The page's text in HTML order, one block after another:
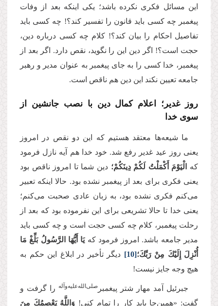
این مسائل فکری نکرده باشد؛ یکی اینکه بعد از وفات
پیغمبر چه کسی باید قانون را تفسیر کند؟! چه کسی باید
تفاصیل احکام را بیان کند؟! کلام چه کسی درباره دین،
حجت است؟! اگر دین این را نگوید، نقص دارد. اگر بعد از
پیغمبر، خدا کسی را به ‌جای پیغمبر به عنوان مدیر و رهبر
جامعه تعیین نکند این دین هم ناقص است.
روز غدیر؛ اعلام کمال دین با نصب جانشین از
سوی خدا
ما شیعه‌ها معتقد هستیم که این دو نقص در امروز
یعنی روز عید غدیر رفع شد. خود خدا هم آیه نازل فرمود
که
الْيَوْمَ أَكْمَلْتُ لَكُمْ دِينَكُمْ؛ دین شما تا امروز ناقص بود
یعنی فکری برای بعد از پیغمبر نشده بود. حالا اینکه تعبیر
می‌کنم فکری نشده بود، به زبان عادی صحبت می‌کنم؛
یعنی خدا تا حالا تشریعی برای این نفرموده بود که بعد از
رحلت پیغمبر، کلام چه کسی حجت است و چه کسی باید
مدیر جامعه باشد. امروز فرمود کهيَا أَيُّهَا الرَّسُولُ بَلِّغْ مَا
أُنْزِلَ إِلَيْكَ مِنْ رَبِّكَ؛[10] دیگر تأخیر در ابلاغ این حکم به
هیچ وجه جایز نیست!
جبرئیل آمد مهار شتر پیغمبر صلی‌‌الله‌‌علیه‌‌و‌آله را گرفت و
گفت: «همین‌جا باید کار را تمام کنی! وَاللَّهُ يَعْصِمُكَ مِنَ